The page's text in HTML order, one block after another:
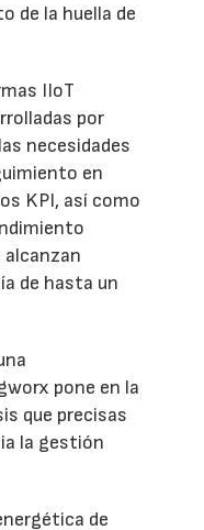
de la huella de
IIoT
por
necesidades
en
KPI, así como
alcanzan
de hasta un
pone en la
que precisas
la gestión
de